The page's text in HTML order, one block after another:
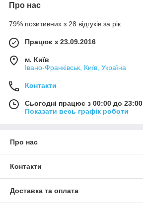
Про нас
79% позитивних з 28 відгуків за рік
Працює з 23.09.2016
м. Київ
Івано-Франківськ, Київ, Україна
Контакти
Сьогодні працює з 00:00 до 23:00
Показати весь графік роботи
Про нас
Контакти
Доставка та оплата